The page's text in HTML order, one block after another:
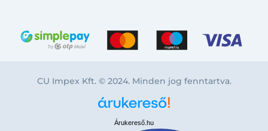
CU Impex Kft. © 2024. Minden jog fenntartva.
Árukereső.hu